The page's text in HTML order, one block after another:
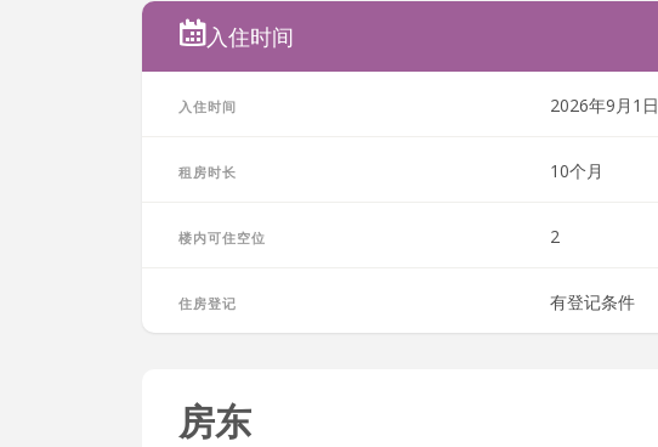
入住时间
入住时间 2026年9月1日
租房时长 10个月
楼内可住空位 2
住房登记 有登记条件
房东